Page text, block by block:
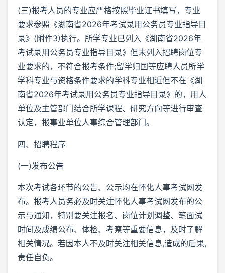
(三)报考人员的专业应严格按照毕业证书填写，专业
要求参照《湖南省2026年考试录用公务员专业指导目
录》(附件3)执行。所学专业已列入《湖南省2026年
考试录用公务员专业指导目录》但未列入招聘岗位专
业要求的，不符合报考条件;留学归国等应聘人员所学
学科专业与资格条件要求的学科专业相近但不在《湖
南省2026年考试录用公务员专业指导目录》的，用人
单位及主管部门结合所学课程、研究方向等进行审查
认定，报事业单位人事综合管理部门。
四、招聘程序
(一)发布公告
本次考试各环节的公告、公示均在怀化人事考试网发
布。报考人员务必及时关注怀化人事考试网发布的公
示与通知，特别要关注报名、岗位计划调整、笔面试
时间及成绩公布、体检、考察等重要信息，及时了解
相关情况。若因本人不及时关注相关信息,造成的后果,
责任自负。